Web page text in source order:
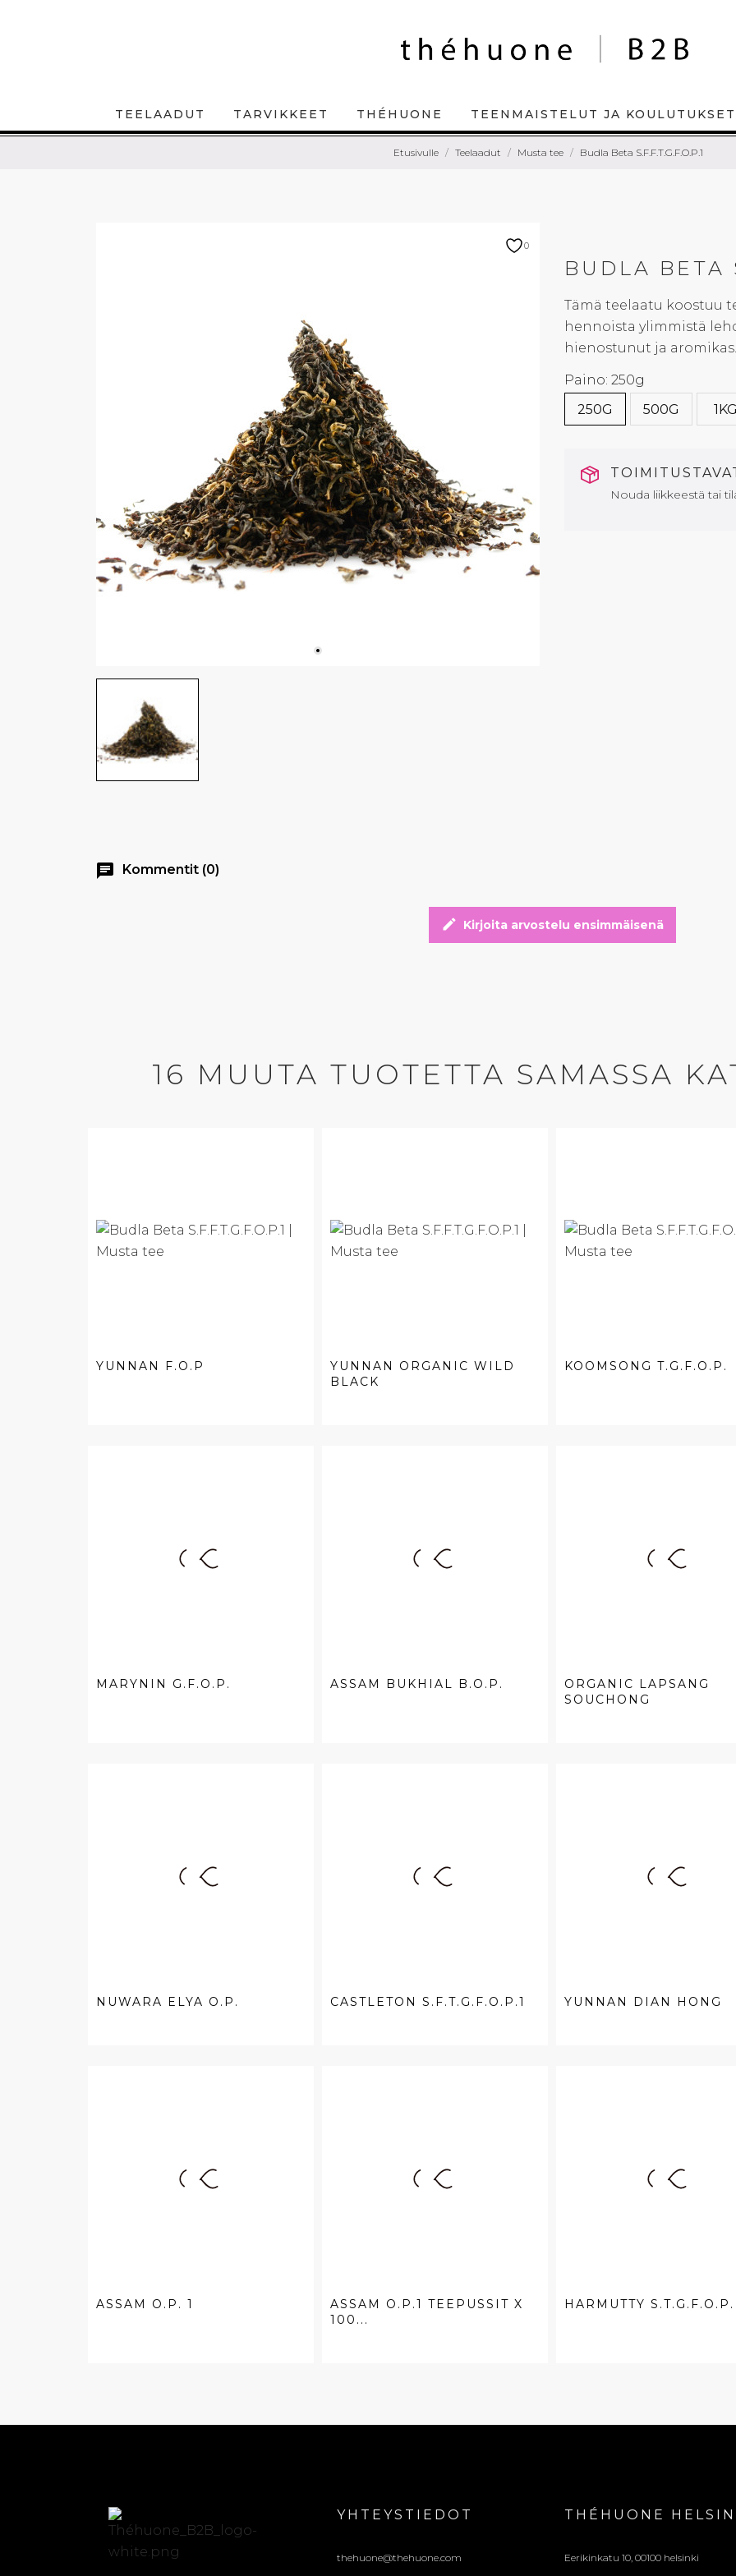
TEELAADUT TARVIKKEET THÉHUONE TEENMAISTELUT JA KOULUTUKSET
Etusivulle Teelaadut Musta tee Budla Beta S.F.F.T.G.F.O.P.1
0
BUDLA BETA
Tämä teelaatu koostuu
hennoista ylimmistä
hienostunut ja aromikas.
Paino: 250g
250G
500G 1KG
Nouda liikkeestä tai
chat Kommentit (0)
edit Kirjoita arvostelu ensimmäisenä
16 MUUTA TUOTETTA SAMASSA
YUNNAN F.O.P
YUNNAN ORGANIC WILD
BLACK
KOOMSONG T.G.F.O.P.
MARYNIN G.F.O.P. ASSAM BUKHIAL B.O.P.
ORGANIC LAPSANG
SOUCHONG
NUWARA ELYA O.P. CASTLETON S.F.T.G.F.O.P.1 YUNNAN DIAN HONG
ASSAM O.P. 1
ASSAM O.P.1 TEEPUSSIT X
100...
HARMUTTY S.T.G.F.O.P.
YHTEYSTIEDOT
thehuone@thehuone.com
THÉHUONE
Eerikinkatu 10, 00100 helsinki